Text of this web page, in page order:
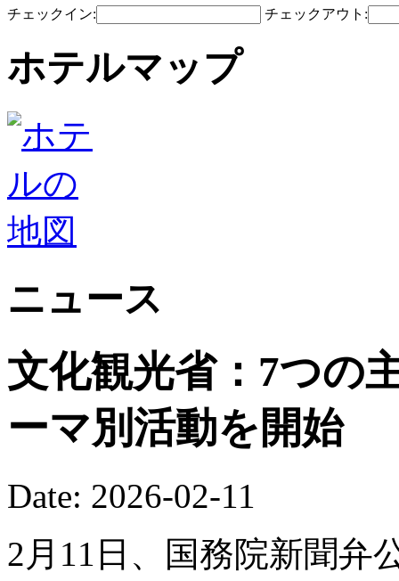
チェックイン: チェックアウト:
ホテルマップ
ニュース
文化観光省：7つの
ーマ別活動を開始
Date: 2026-02-11
2月11日、国務院新聞弁